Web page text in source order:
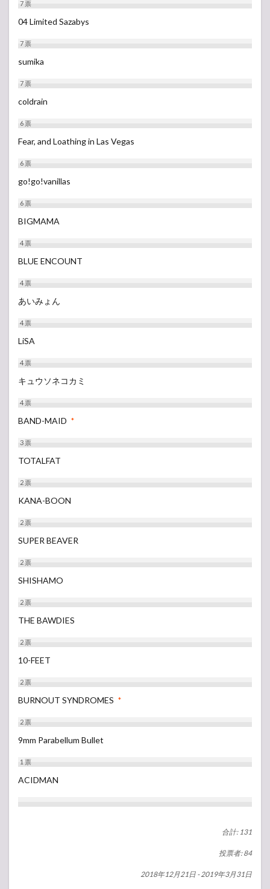
7票
04 Limited Sazabys
7票
sumika
7票
coldrain
6票
Fear, and Loathing in Las Vegas
6票
go!go!vanillas
6票
BIGMAMA
4票
BLUE ENCOUNT
4票
あいみょん
4票
LiSA
4票
キュウソネコカミ
4票
BAND-MAID *
3票
TOTALFAT
2票
KANA-BOON
2票
SUPER BEAVER
2票
SHISHAMO
2票
THE BAWDIES
2票
10-FEET
2票
BURNOUT SYNDROMES *
2票
9mm Parabellum Bullet
1票
ACIDMAN
合計: 131
投票者: 84
2018年12月21日 -2019年3月31日